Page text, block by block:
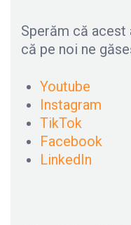
Sperăm că
că pe noi ne
Youtube
Instagram
TikTok
Facebook
LinkedIn